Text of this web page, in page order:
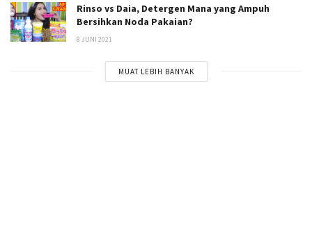
Rinso vs Daia, Detergen Mana yang Ampuh
Bersihkan Noda Pakaian?
8 JUNI 2021
MUAT LEBIH BANYAK